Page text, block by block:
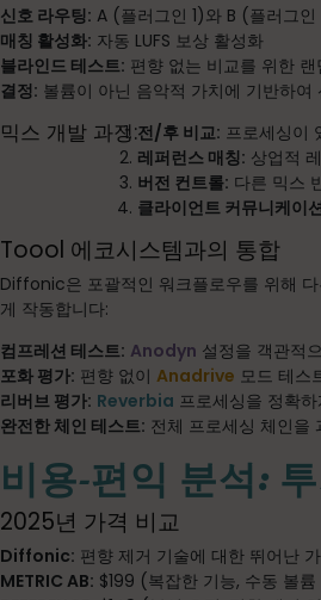
신호 라우팅: A (플러그인 1)와 B (플러그
매칭 활성화: 자동 LUFS 보상 활성화
블라인드 테스트: 편향 없는 비교를 위한
결정: 볼륨이 아닌 음악적 가치에 기반하여
믹스 개발 과정:전/후 비교: 프로세싱이
레퍼런스 매칭: 상업적
버전 컨트롤: 다른 믹스
클라이언트 커뮤니케이
Toool 에코시스템과의 통합
Diffonic은 포괄적인 워크플로우를 위해
게 작동합니다:
컴프레션 테스트: Anodyn 설정을 객관적
포화 평가: 편향 없이 Anadrive 모드 테스
리버브 평가: Reverbia 프로세싱을 정확
완전한 체인 테스트: 전체 프로세싱 체인을
비용-편익 분석:
2025년 가격 비교
Diffonic: 편향 제거 기술에 대한 뛰어난
METRIC AB: $199 (복잡한 기능, 수동 볼